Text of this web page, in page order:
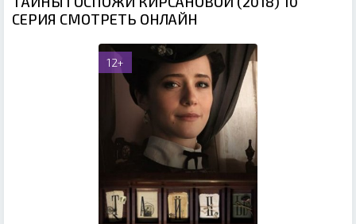
СЕРИЯ СМОТРЕТЬ ОНЛАЙН
12+